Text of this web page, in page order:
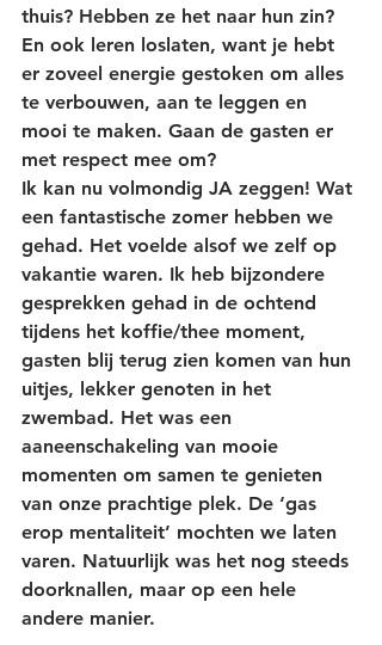
thuis? Hebben ze het naar hun zin?
En ook leren loslaten, want je hebt
er zoveel energie gestoken om alles
te verbouwen, aan te leggen en
mooi te maken. Gaan de gasten er
met respect mee om?
Ik kan nu volmondig JA zeggen! Wat
een fantastische zomer hebben we
gehad. Het voelde alsof we zelf op
vakantie waren. Ik heb bijzondere
gesprekken gehad in de ochtend
tijdens het koffie/thee moment,
gasten blij terug zien komen van hun
uitjes, lekker genoten in het
zwembad. Het was een
aaneenschakeling van mooie
momenten om samen te genieten
van onze prachtige plek. De ‘gas
erop mentaliteit’ mochten we laten
varen. Natuurlijk was het nog steeds
doorknallen, maar op een hele
andere manier.